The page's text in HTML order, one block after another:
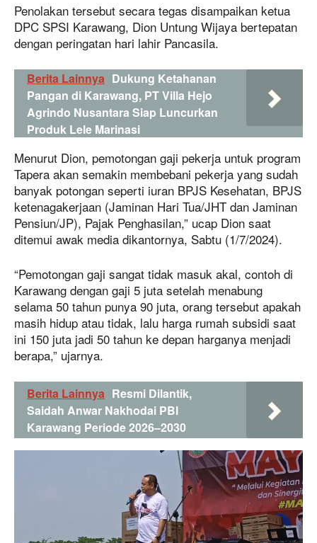
Penolakan tersebut secara tegas disampaikan ketua
DPC SPSI Karawang, Dion Untung Wijaya bertepatan
dengan peringatan hari lahir Pancasila.
Berita Lainnya Dukung Ketahanan
Pangan di Karawang, PT Villa Hejo
Agrindo Nusantara Siap Luncurkan
Produk Lele Marinasi
Menurut Dion, pemotongan gaji pekerja untuk program
Tapera akan semakin membebani pekerja yang sudah
banyak potongan seperti iuran BPJS Kesehatan, BPJS
ketenagakerjaan (Jaminan Hari Tua/JHT dan Jaminan
Pensiun/JP), Pajak Penghasilan,” ucap Dion saat
ditemui awak media dikantornya, Sabtu (1/7/2024).
“Pemotongan gaji sangat tidak masuk akal, contoh di
Karawang dengan gaji 5 juta setelah menabung
selama 50 tahun punya 90 juta, orang tersebut apakah
masih hidup atau tidak, lalu harga rumah subsidi saat
ini 150 juta jadi 50 tahun ke depan harganya menjadi
berapa,” ujarnya.
Berita Lainnya Resmi Dilantik,
Saidah Anwar Nakhodai PBI
Karawang Periode 2026–2030